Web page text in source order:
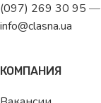
(097) 269 30 95 —
info@clasna.ua
КОМПАНИЯ